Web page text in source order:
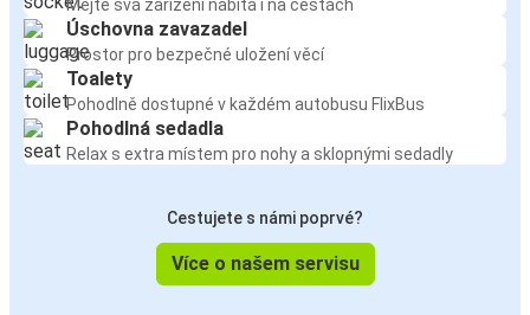
Mějte svá zařízení nabitá i na cestách
Úschovna zavazadel
Prostor pro bezpečné uložení věcí
Toalety
Pohodlně dostupné v každém autobusu FlixBus
Pohodlná sedadla
Relax s extra místem pro nohy a sklopnými sedadly
Cestujete s námi poprvé?
Více o našem servisu